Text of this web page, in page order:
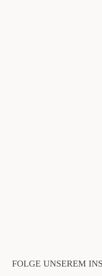
FOLGE UNSEREM